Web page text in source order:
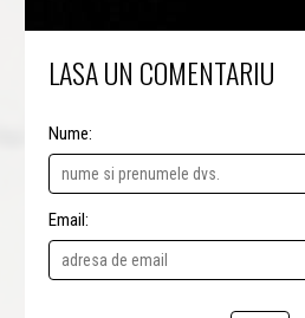
LASA UN COMENTARIU
Nume:
Email: